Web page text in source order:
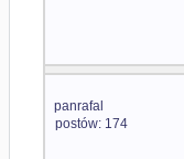
panrafal
postów: 174